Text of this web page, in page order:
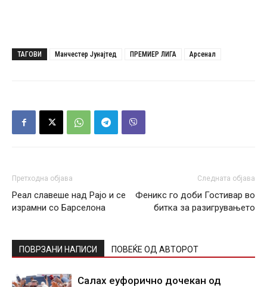
ТАГОВИ Манчестер Јунајтед ПРЕМИЕР ЛИГА Арсенал
Претходна објава
Реал славеше над Рајо и се
израмни со Барселона
Следната објава
Феникс го доби Гостивар во
битка за разигрувањето
ПОВРЗАНИ НАПИСИ ПОВЕЌЕ ОД АВТОРОТ
Салах еуфорично дочекан од